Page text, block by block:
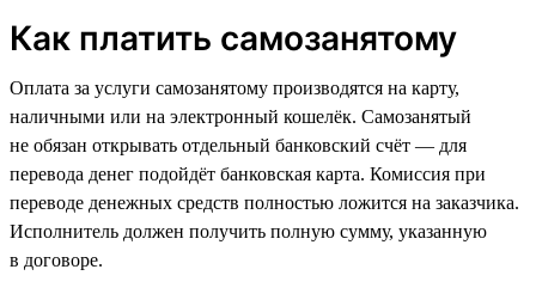
Как платить самозанятому
Оплата за услуги самозанятому производятся на карту,
наличными или на электронный кошелёк. Самозанятый
не обязан открывать отдельный банковский счёт — для
перевода денег подойдёт банковская карта. Комиссия при
переводе денежных средств полностью ложится на заказчика.
Исполнитель должен получить полную сумму, указанную
в договоре.